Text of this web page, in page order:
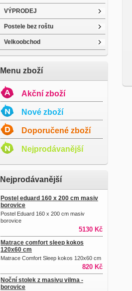
VÝPRODEJ
Postele bez roštu
Velkoobchod
Menu zboží
Akční zboží
Nové zboží
Doporučené zboží
Nejprodávanější
Nejprodávanější
Postel eduard 160 x 200 cm masiv
borovice
Postel Eduard 160 x 200 cm masiv
borovice
5130 Kč
Matrace comfort sleep kokos
120x60 cm
Matrace Comfort Sleep kokos 120x60 cm
820 Kč
Noční stolek z masivu vilma -
borovice